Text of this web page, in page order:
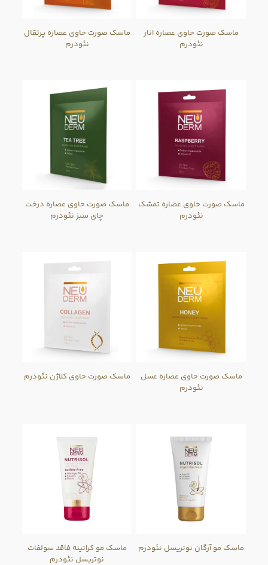
ماسک صورت حاوی عصاره انار
نئودرم
ماسک صورت حاوی عصاره پرتقال
نئودرم
ماسک صورت حاوی عصاره تمشک
نئودرم
ماسک صورت حاوی عصاره درخت
چای سبز نئودرم
ماسک صورت حاوی عصاره عسل
نئودرم
ماسک صورت حاوی کلاژن نئودرم
ماسک مو آرگان نوتریسل نئودرم
ماسک مو کراتینه فاقد سولفات
نوتریسل نئودرم